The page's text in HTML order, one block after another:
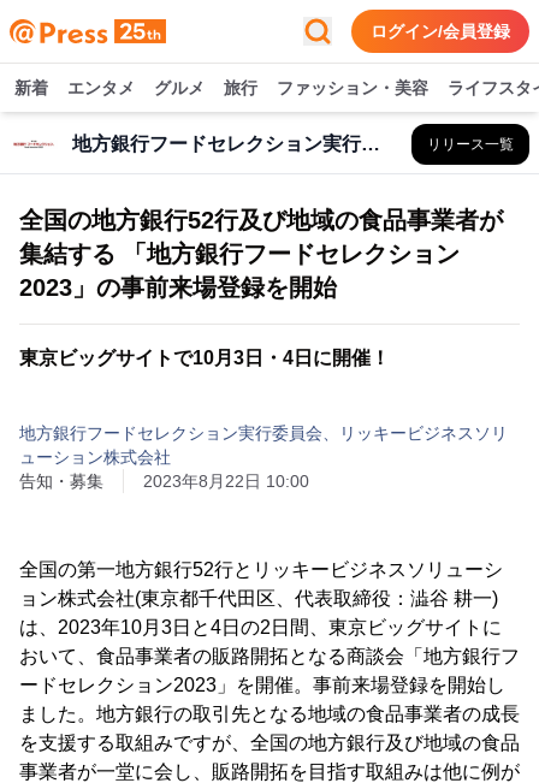
ログイン/会員登録
新着 エンタメ グルメ 旅行 ファッション・美容 ライフスタ
地方銀行フードセレクション実行委員会、リッキービジネスソリューション株式会社 リリース一覧
全国の地方銀行52行及び地域の食品事業者が
集結する 「地方銀行フードセレクション
2023」の事前来場登録を開始
東京ビッグサイトで10月3日・4日に開催！
地方銀行フードセレクション実行委員会、リッキービジネスソリ
ューション株式会社
告知・募集
2023年8月22日 10:00
全国の第一地方銀行52行とリッキービジネスソリューシ
ョン株式会社(東京都千代田区、代表取締役：澁谷 耕一)
は、2023年10月3日と4日の2日間、東京ビッグサイトに
おいて、食品事業者の販路開拓となる商談会「地方銀行フ
ードセレクション2023」を開催。事前来場登録を開始し
ました。地方銀行の取引先となる地域の食品事業者の成長
を支援する取組みですが、全国の地方銀行及び地域の食品
事業者が一堂に会し、販路開拓を目指す取組みは他に例が